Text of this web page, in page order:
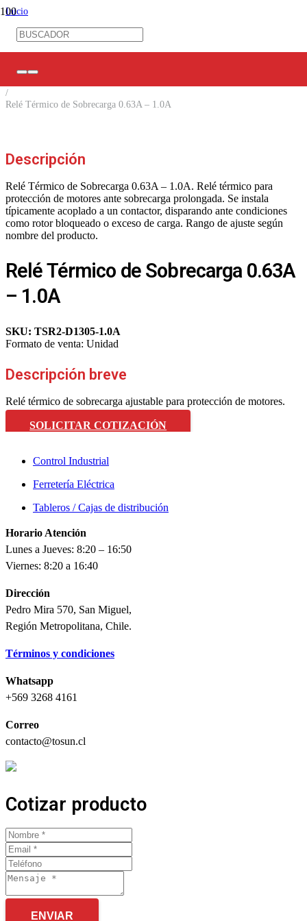
Inicio
Control Industrial
/
Relé Térmico de Sobrecarga 0.63A – 1.0A
Descripción
Relé Térmico de Sobrecarga 0.63A – 1.0A. Relé térmico para
protección de motores ante sobrecarga prolongada. Se instala
típicamente acoplado a un contactor, disparando ante condiciones
como rotor bloqueado o exceso de carga. Rango de ajuste según
nombre del producto.
Relé Térmico de Sobrecarga 0.63A
– 1.0A
SKU: TSR2-D1305-1.0A
Formato de venta: Unidad
Descripción breve
Relé térmico de sobrecarga ajustable para protección de motores.
SOLICITAR COTIZACIÓN
Control Industrial
Ferretería Eléctrica
Tableros / Cajas de distribución
Horario Atención
Lunes a Jueves: 8:20 – 16:50
Viernes: 8:20 a 16:40
Dirección
Pedro Mira 570, San Miguel,
Región Metropolitana, Chile.
Términos y condiciones
Whatsapp
+569 3268 4161
Correo
contacto@tosun.cl
Cotizar producto
ENVIAR